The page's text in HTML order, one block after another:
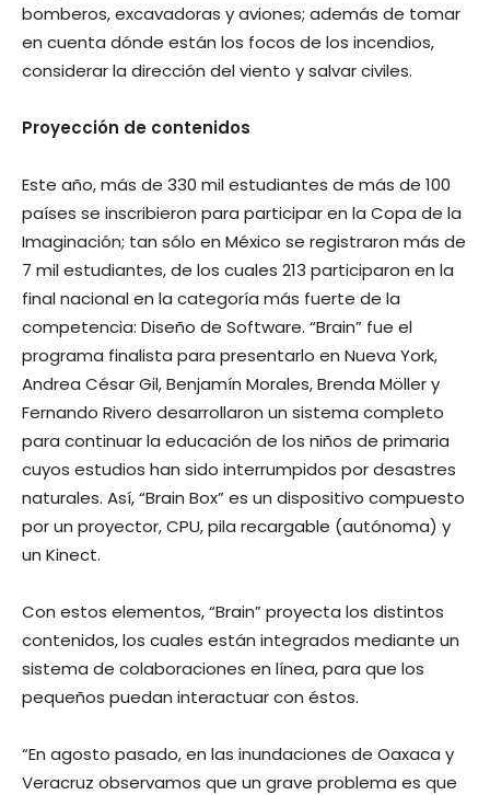
bomberos, excavadoras y aviones; además de tomar
en cuenta dónde están los focos de los incendios,
considerar la dirección del viento y salvar civiles.
Proyección de contenidos
Este año, más de 330 mil estudiantes de más de 100
países se inscribieron para participar en la Copa de la
Imaginación; tan sólo en México se registraron más de
7 mil estudiantes, de los cuales 213 participaron en la
final nacional en la categoría más fuerte de la
competencia: Diseño de Software. “Brain” fue el
programa finalista para presentarlo en Nueva York,
Andrea César Gil, Benjamín Morales, Brenda Möller y
Fernando Rivero desarrollaron un sistema completo
para continuar la educación de los niños de primaria
cuyos estudios han sido interrumpidos por desastres
naturales. Así, “Brain Box” es un dispositivo compuesto
por un proyector, CPU, pila recargable (autónoma) y
un Kinect.
Con estos elementos, “Brain” proyecta los distintos
contenidos, los cuales están integrados mediante un
sistema de colaboraciones en línea, para que los
pequeños puedan interactuar con éstos.
“En agosto pasado, en las inundaciones de Oaxaca y
Veracruz observamos que un grave problema es que